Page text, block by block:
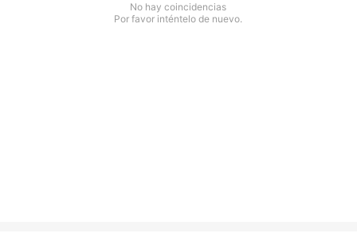
No hay coincidencias
Por favor inténtelo de nuevo.